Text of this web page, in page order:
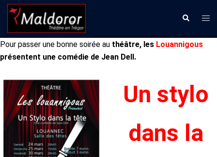
Aller
contenu
Pour passer une bonne soirée au théâtre, les Louannigous
présentent une comédie de Jean Dell.
Un stylo
dans la